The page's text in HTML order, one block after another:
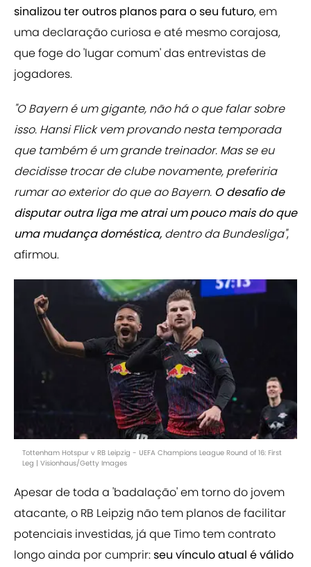
sinalizou ter outros planos para o seu futuro, em
uma declaração curiosa e até mesmo corajosa,
que foge do 'lugar comum' das entrevistas de
jogadores.
"O Bayern é um gigante, não há o que falar sobre
isso. Hansi Flick vem provando nesta temporada
que também é um grande treinador. Mas se eu
decidisse trocar de clube novamente, preferiria
rumar ao exterior do que ao Bayern. O desafio de
disputar outra liga me atrai um pouco mais do que
uma mudança doméstica, dentro da Bundesliga",
afirmou.
Tottenham Hotspur v RB Leipzig - UEFA Champions League Round of 16: First
Leg | Visionhaus/Getty Images
Apesar de toda a 'badalação' em torno do jovem
atacante, o RB Leipzig não tem planos de facilitar
potenciais investidas, já que Timo tem contrato
longo ainda por cumprir:seu vínculo atual é válido